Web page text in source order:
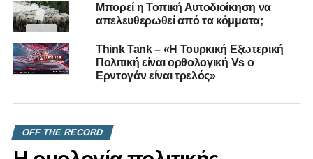
Μπορεί η Τοπική Αυτοδιοίκηση να
απελευθερωθεί από τα κόμματα;
Think Tank – «Η Τουρκική Εξωτερική
Πολιτική είναι ορθολογική Vs ο
Eρντογάν είναι τρελός»
OFF THE RECORD